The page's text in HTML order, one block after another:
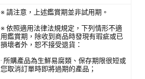
※ 請注意，上述鑑賞期並非試用期。
※ 依照適用法律法規規定，下列情形不適
用鑑賞期，除收到商品時發現有瑕疵或已
損壞者外，恕不接受退貨：
· 所購產品為生鮮易腐類、保存期限很短或
您取消訂單時即將過期的產品；